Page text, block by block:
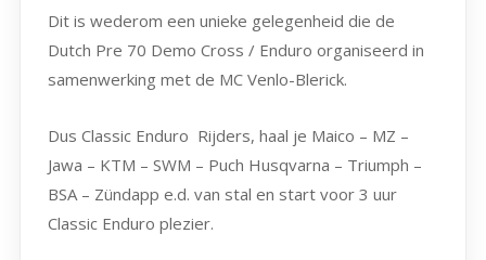
Dit is wederom een unieke gelegenheid die de
Dutch Pre 70 Demo Cross / Enduro organiseerd in
samenwerking met de MC Venlo-Blerick.
Dus Classic Enduro Rijders, haal je Maico – MZ –
Jawa – KTM – SWM – Puch Husqvarna – Triumph –
BSA – Zündapp e.d. van stal en start voor 3 uur
Classic Enduro plezier.